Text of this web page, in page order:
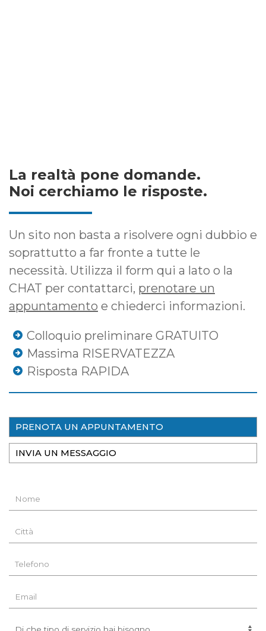
La realtà pone domande.
Noi cerchiamo le risposte.
Un sito non basta a risolvere ogni dubbio e
soprattutto a far fronte a tutte le
necessità. Utilizza il form qui a lato o la
CHAT per contattarci, prenotare un
appuntamento e chiederci informazioni.
Colloquio preliminare GRATUITO
Massima RISERVATEZZA
Risposta RAPIDA
PRENOTA UN APPUNTAMENTO
INVIA UN MESSAGGIO